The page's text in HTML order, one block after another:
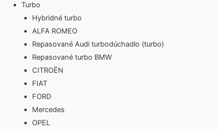
Turbo
Hybridné turbo
ALFA ROMEO
Repasované Audi turbodúchadlo (turbo)
Repasované turbo BMW
CITROËN
FIAT
FORD
Mercedes
OPEL